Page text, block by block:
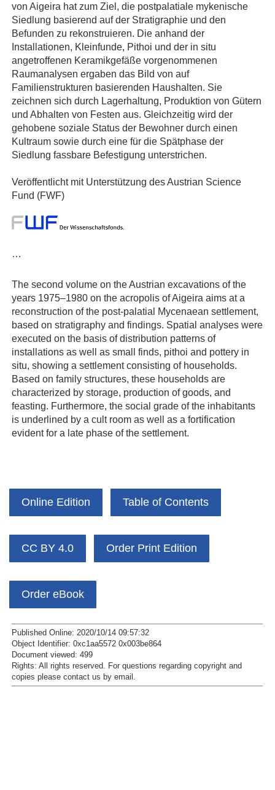
von Aigeira hat zum Ziel, die postpalatiale mykenische
Siedlung basierend auf der Stratigraphie und den
Befunden zu rekonstruieren. Die anhand der
Installationen, Kleinfunde, Pithoi und der in situ
angetroffenen Keramikgefäße vorgenommenen
Raumanalysen ergaben das Bild von auf
Familienstrukturen basierenden Haushalten. Sie
zeichnen sich durch Lagerhaltung, Produktion von Gütern
und Abhalten von Festen aus. Gleichzeitig wird der
gehobene soziale Status der Bewohner durch einen
Kultraum sowie durch eine für die Spätphase der
Siedlung fassbare Befestigung unterstrichen.
Veröffentlicht mit Unterstützung des Austrian Science
Fund (FWF)
…
The second volume on the Austrian excavations of the
years 1975–1980 on the acropolis of Aigeira aims at a
reconstruction of the post-palatial Mycenaean settlement,
based on stratigraphy and findings. Spatial analyses were
executed on the basis of distribution patterns of
installations as well as small finds, pithoi and pottery in
situ, showing a settlement consisting of households.
Based on family structures, these households are
characterized by storage, production of goods, and
feasting. Furthermore, the social grade of the inhabitants
is underlined by a cult room as well as a fortification
evident for a late phase of the settlement.
Online Edition Table of Contents
CC BY 4.0 Order Print Edition
Order eBook
Published Online: 2020/10/14 09:57:32
Object Identifier: 0xc1aa5572 0x003be864
Document viewed: 499
Rights: All rights reserved. For questions regarding copyright and
copies please contact us by email .